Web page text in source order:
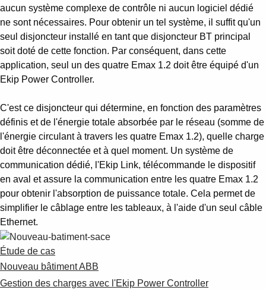
Suggestions
Products
See more products
Shopping list preview
aucun système complexe de contrôle ni aucun logiciel dédié
ne sont nécessaires. Pour obtenir un tel système, il suffit qu'un
seul disjoncteur installé en tant que disjoncteur BT principal
soit doté de cette fonction. Par conséquent, dans cette
application, seul un des quatre Emax 1.2 doit être équipé d'un
Ekip Power Controller.
C'est ce disjoncteur qui détermine, en fonction des paramètres
définis et de l'énergie totale absorbée par le réseau (somme de
l'énergie circulant à travers les quatre Emax 1.2), quelle charge
doit être déconnectée et à quel moment. Un système de
communication dédié, l'Ekip Link, télécommande le dispositif
en aval et assure la communication entre les quatre Emax 1.2
pour obtenir l'absorption de puissance totale. Cela permet de
simplifier le câblage entre les tableaux, à l'aide d'un seul câble
Ethernet.
Étude de cas
Nouveau bâtiment ABB
Gestion des charges avec l'Ekip Power Controller